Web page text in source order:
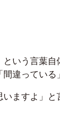
いう言葉
違っている
ますよ」と